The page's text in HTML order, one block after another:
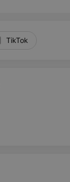
TikTok